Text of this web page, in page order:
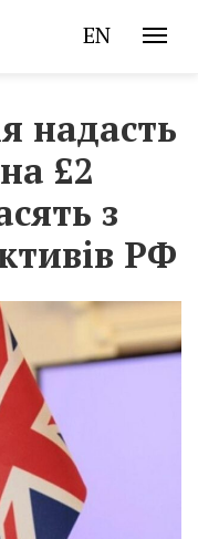
EN
надасть
£2
з
РФ